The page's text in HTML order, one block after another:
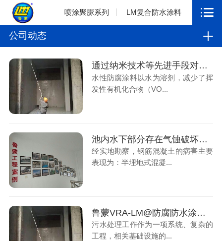
喷涂聚脲系列 LM复合防水涂料
公司动态
通过纳米技术等先进手段对防腐涂料进行改性，有望进一步提高其性能
水性防腐涂料以水为溶剂，减少了挥
发性有机化合物（VO...
池内水下部分存在气蚀破坏，混凝土过水孔道冲磨破坏严重
经实地勘察，钢筋混凝土的病害主要
表现为：半埋地式混凝...
鲁蒙VRA-LM@防腐防水涂料是绿色防腐涂料，对环境友好
污水处理工作作为一项系统、复杂的
工程，相关基础设施的...